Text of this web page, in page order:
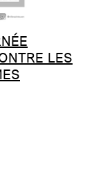
LES